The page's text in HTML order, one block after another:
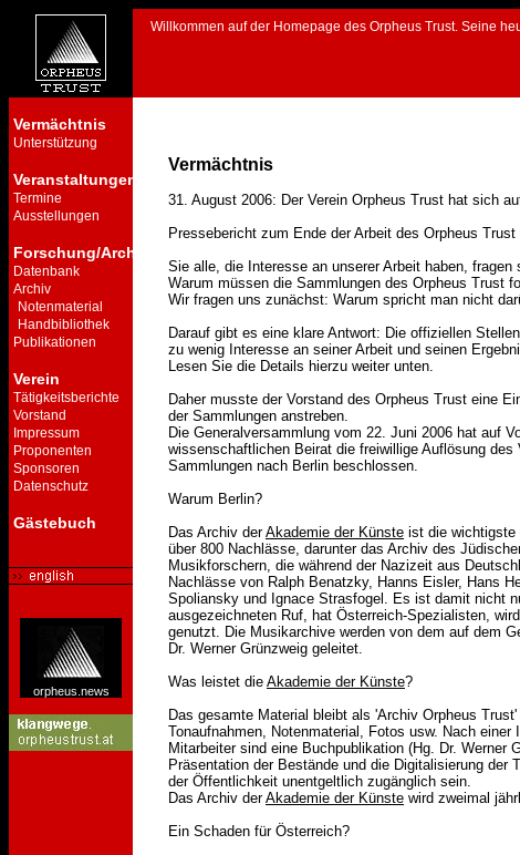
Willkommen auf der Homepage des Orpheus Trust. Seine
Vermächtnis
Unterstützung
Veranstaltungen
Termine
Ausstellungen
Forschung/Archiv
Datenbank
Archiv
Notenmaterial
Handbibliothek
Publikationen
Verein
Tätigkeitsberichte
Vorstand
Impressum
Proponenten
Sponsoren
Datenschutz
Gästebuch
orpheus.news
Vermächtnis
31. August 2006: Der Verein Orpheus Trust hat sich
Pressebericht zum Ende der Arbeit des Orpheus
Sie alle, die Interesse an unserer Arbeit haben, fragen
Warum müssen die Sammlungen des Orpheus Trust
Wir fragen uns zunächst: Warum spricht man nicht
Darauf gibt es eine klare Antwort: Die offiziellen
zu wenig Interesse an seiner Arbeit und seinen
Lesen Sie die Details hierzu weiter unten.
Daher musste der Vorstand des Orpheus Trust eine
der Sammlungen anstreben.
Die Generalversammlung vom 22. Juni 2006 hat auf
wissenschaftlichen Beirat die freiwillige Auflösung
Sammlungen nach Berlin beschlossen.
Warum Berlin?
Das Archiv derAkademie der Künste ist die wichtigste
über 800 Nachlässe, darunter das Archiv des
Musikforschern, die während der Nazizeit aus
Nachlässe von Ralph Benatzky, Hanns Eisler, Hans
Spoliansky und Ignace Strasfogel. Es ist damit nicht
ausgezeichneten Ruf, hat Österreich-Spezialisten,
genutzt. Die Musikarchive werden von dem auf dem
Dr. Werner Grünzweig geleitet.
Was leistet die Akademie der Künste?
Das gesamte Material bleibt als 'Archiv Orpheus
Tonaufnahmen, Notenmaterial, Fotos usw. Nach
Mitarbeiter sind eine Buchpublikation (Hg. Dr. Werner
Präsentation der Bestände und die Digitalisierung der
der Öffentlichkeit unentgeltlich zugänglich sein.
Das Archiv derAkademie der Künste wird zweimal
Ein Schaden für Österreich?